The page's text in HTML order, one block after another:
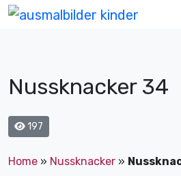
Nussknacker 34
197
Home » Nussknacker »